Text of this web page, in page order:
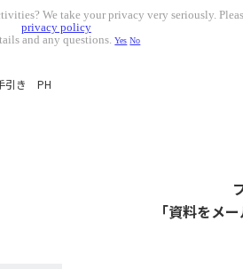
引き PH
「資料をメ
We take your privacy very seriously.
privacy policy
and any questions.Yes No